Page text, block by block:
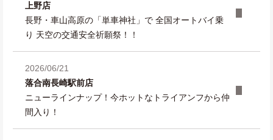
上野店
長野・車山高原の「単車神社」で 全国オートバイ乗
り 天空の交通安全祈願祭！！
2026/06/21
落合南長崎駅前店
ニューラインナップ！今ホットなトライアンフから仲
間入り！